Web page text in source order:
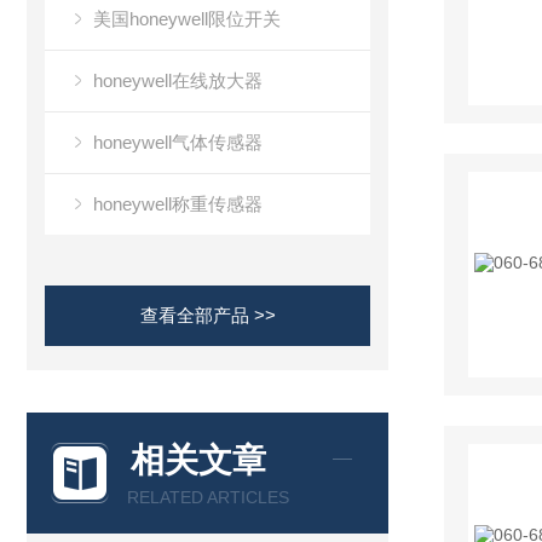
美国honeywell限位开关
honeywell在线放大器
honeywell气体传感器
honeywell称重传感器
查看全部产品 >>
相关文章
RELATED ARTICLES